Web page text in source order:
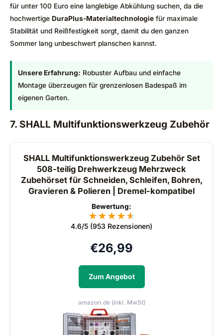
für unter 100 Euro eine langlebige Abkühlung suchen, da die
hochwertige DuraPlus-Materialtechnologie für maximale
Stabilität und Reißfestigkeit sorgt, damit du den ganzen
Sommer lang unbeschwert planschen kannst.
Unsere Erfahrung: Robuster Aufbau und einfache
Montage überzeugen für grenzenlosen Badespaß im
eigenen Garten.
7. SHALL Multifunktionswerkzeug Zubehör
SHALL Multifunktionswerkzeug Zubehör Set
508-teilig Drehwerkzeug Mehrzweck
Zubehörset für Schneiden, Schleifen, Bohren,
Gravieren & Polieren | Dremel-kompatibel
Bewertung:
★★★★★
★
4.6/5 (953 Rezensionen)
€26,99
Zum Angebot
amazon.de (inkl. MwSt)